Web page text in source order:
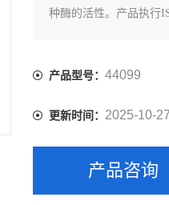
种酶的活性。产品执行
产品型号：44099
更新时间： 2025-10-27
产品咨询